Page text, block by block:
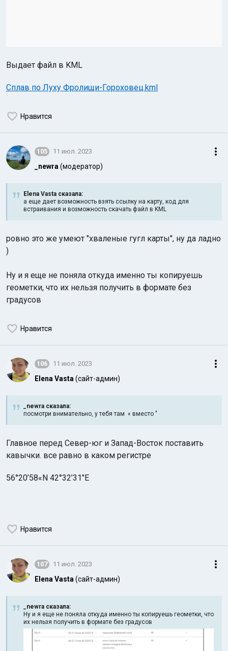
Выдает файл в KML
Сплав по Луху Фролищи-Гороховец.kml
Нравится
105 11 июл. 2023
_newra (модератор)
Elena Vasta сказалa:
а еще дает возможность взять ссылку на карту, код для
встраивания и возможность скачать файл в KML
ровно это же умеют "хваленые гугл карты", ну да ладно
)
Ну и я еще не поняла откуда именно ты копируешь
геометки, что их нельзя получить в формате без
градусов
Нравится
106 11 июл. 2023
Elena Vasta (сайт-админ)
_newra сказалa:
посмотри внимательно, у тебя там « вместо "
Главное перед Север-юг и Запад-Восток поставить
кавычки. все равно в каком регистре
56°20’58«N 42°32’31″Е
Нравится
107 11 июл. 2023
Elena Vasta (сайт-админ)
_newra сказалa:
Ну и я еще не поняла откуда именно ты копируешь геометки, что
их нельзя получить в формате без градусов